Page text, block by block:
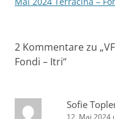
2 Kommentare zu „
Fondi – Itri“
Sofie
12. Mai 2024